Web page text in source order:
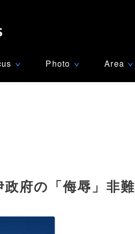
∨ Photo ∨ Area ∨
府の「侮辱」非難